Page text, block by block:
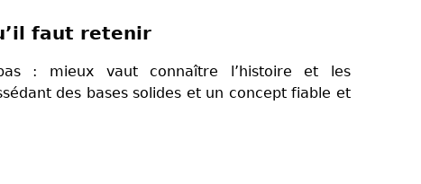
faut retenir
: mieux vaut connaître l’histoire et les
des bases solides et un concept fiable et